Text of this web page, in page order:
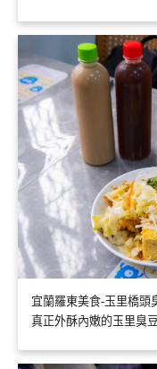
宜蘭羅東美食-玉里橋頭
真正外酥內嫩的玉里臭